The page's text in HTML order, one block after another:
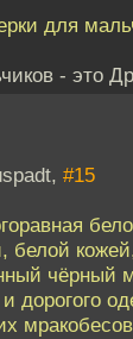
для
- это
#15
белой
чёрный
дорогого